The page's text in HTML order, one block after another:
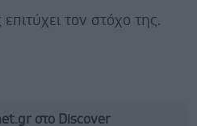
τον στόχο της.
στο Discover